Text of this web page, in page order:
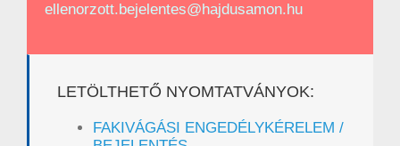
ellenorzott.bejelentes@hajdusamon.hu
LETÖLTHETŐ NYOMTATVÁNYOK:
FAKIVÁGÁSI ENGEDÉLYKÉRELEM /